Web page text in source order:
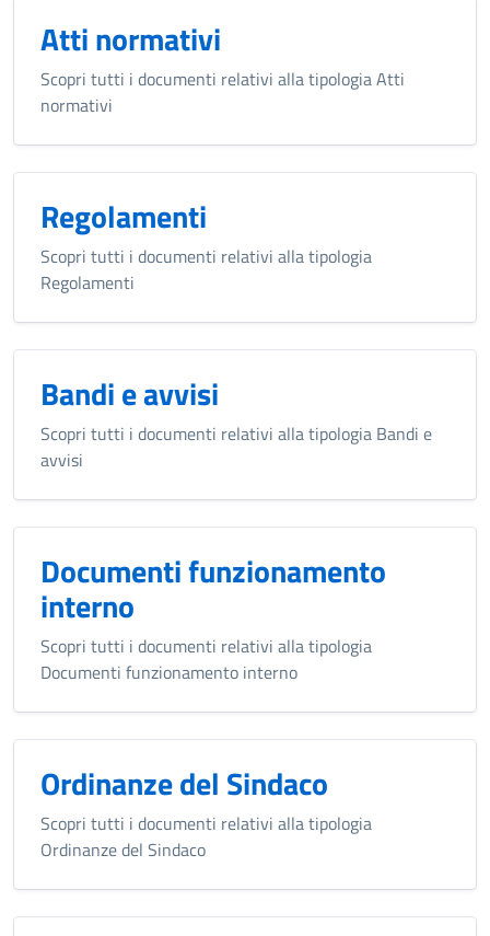
Atti normativi
Scopri tutti i documenti relativi alla tipologia Atti
normativi
Regolamenti
Scopri tutti i documenti relativi alla tipologia
Regolamenti
Bandi e avvisi
Scopri tutti i documenti relativi alla tipologia Bandi e
avvisi
Documenti funzionamento
interno
Scopri tutti i documenti relativi alla tipologia
Documenti funzionamento interno
Ordinanze del Sindaco
Scopri tutti i documenti relativi alla tipologia
Ordinanze del Sindaco